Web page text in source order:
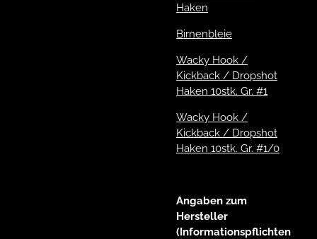
Haken
Birnenbleie
Wacky Hook /
Kickback / Dropshot
Haken 10stk. Gr. #1
Wacky Hook /
Kickback / Dropshot
Haken 10stk. Gr. #1/0
Angaben zum
Hersteller
(Informationspflichten